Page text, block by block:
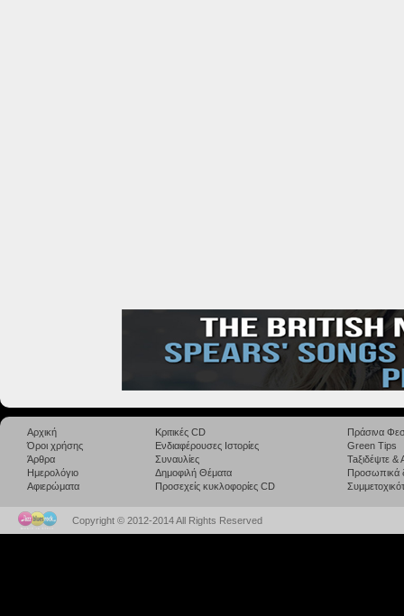
Αρχική
Όροι χρήσης
Άρθρα
Ημερολόγιο
Αφιερώματα
Κριτικές CD
Ενδιαφέρουσες Ιστορίες
Συναυλίες
Δημοφιλή Θέματα
Προσεχείς κυκλοφορίες CD
Πράσινα
Green Tips
Taξιδέψτε
Προσωπικά
Copyright © 2012-2014 All Rights Reserved